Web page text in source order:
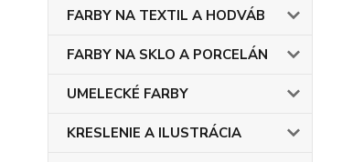
FARBY NA TEXTIL A HODVÁB
FARBY NA SKLO A PORCELÁN
UMELECKÉ FARBY
KRESLENIE A ILUSTRÁCIA